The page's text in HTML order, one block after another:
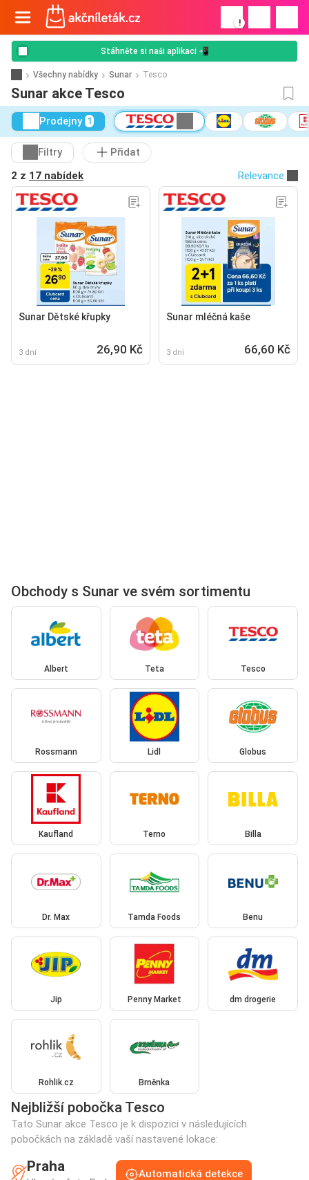
!
Stáhněte si naši aplikaci 📲
Všechny nabídky Sunar Tesco
Sunar akce Tesco
Prodejny 1
Filtry
Přidat
2 z 17 nabídek Relevance
Sunar Dětské křupky
3 dní 26,90 Kč
Sunar mléčná kaše
3 dní 66,60 Kč
Obchody s Sunar ve svém sortimentu
Albert Teta Tesco
Rossmann Lidl Globus
Kaufland Terno Billa
Dr. Max Tamda Foods Benu
Jip Penny Market dm drogerie
Rohlik.cz Brněnka
Nejbližší pobočka Tesco
Tato Sunar akce Tesco je k dispozici v následujících
pobočkách na základě vaší nastavené lokace:
Praha Automatická detekce